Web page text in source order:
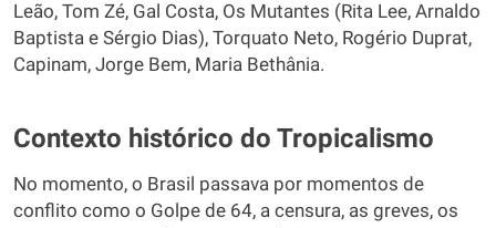
Leão, Tom Zé, Gal Costa, Os Mutantes (Rita Lee, Arnaldo
Baptista e Sérgio Dias), Torquato Neto, Rogério Duprat,
Capinam, Jorge Bem, Maria Bethânia.
Contexto histórico do Tropicalismo
No momento, o Brasil passava por momentos de
conflito como o Golpe de 64, a censura, as greves, os